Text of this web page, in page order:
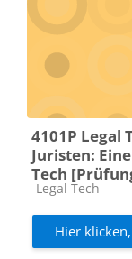
4101P Legal
Juristen:
Tech
Kursbereich
Legal Tech
Hier